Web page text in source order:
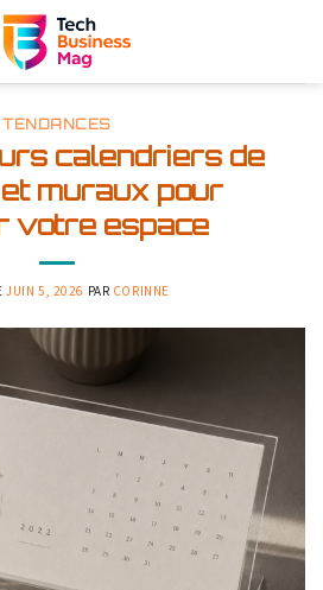
TENDANCES
calendriers de
muraux pour
votre espace
JUIN 5, 2026 PAR CORINNE